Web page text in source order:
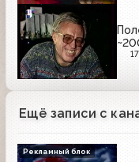
Ещё записи с
Рекламный блок